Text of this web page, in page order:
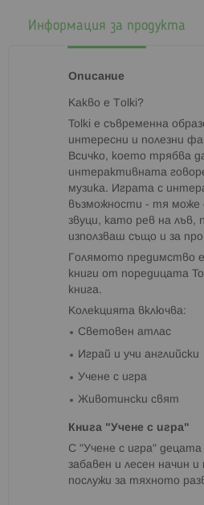
Информация за продукта
Описание
Какво е Тolki?
Tolki е съвременна
интересни и полезни
Всичко, което трябва
интерактивната
музика. Играта с
възможности - тя може
звуци, като рев на лъв,
използваш също и за
Голямото предимство
книги от поредицата
книга.
Колекцията включва:
Световен атлас
Играй и учи английски
Учене с игра
Животински свят
Книга "Учене с игра"
С "Учене с игра"
забавен и лесен начин
послужи за тяхното